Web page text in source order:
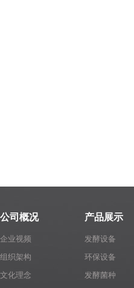
公司概况
企业视频
组织架构
文化理念
产品展示
发酵设备
环保设备
发酵菌种